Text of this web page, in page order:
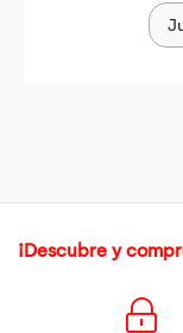
¡Descubre y